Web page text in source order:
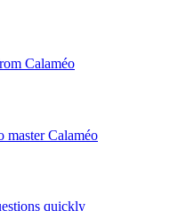
Calaméo
master Calaméo
quickly